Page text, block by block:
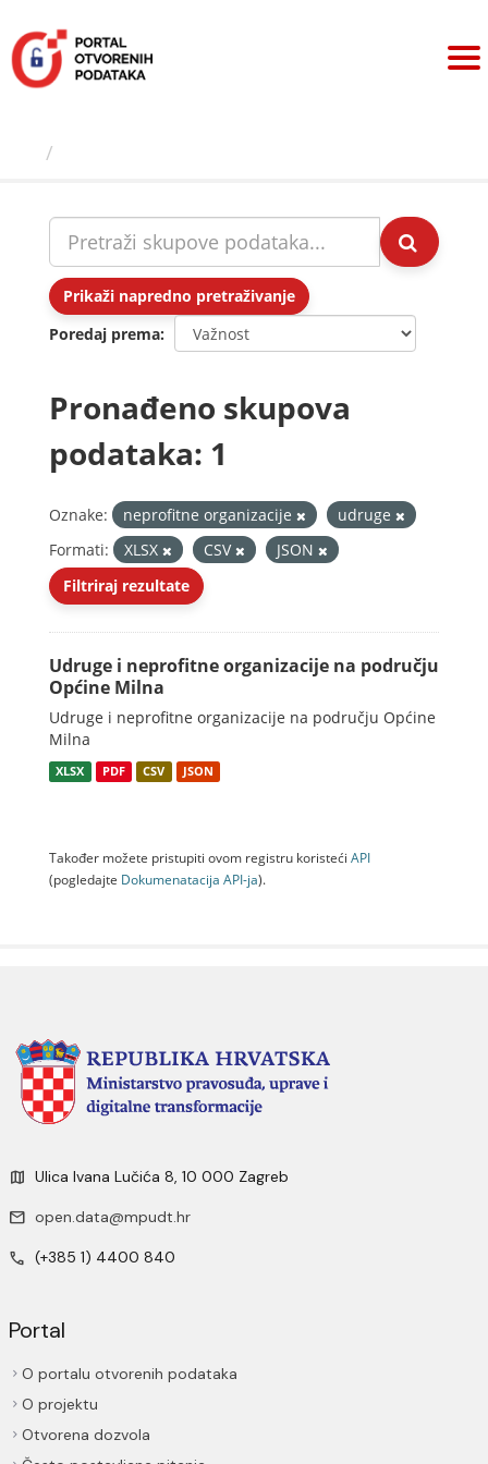
sadržaj
Prikaži napredno pretraživanje
Poredaj prema
Pronađeno skupova
podataka: 1
Oznake: neprofitne organizacije
udruge
Formati:
XLSX CSV
JSON
Filtriraj rezultate
Udruge i neprofitne organizacije na području
Općine Milna
Udruge i neprofitne organizacije na području Općine
Milna
XLSX PDF CSV JSON
Također možete pristupiti ovom registru koristeći API
(pogledajte Dokumenаtаcijа API-jа).